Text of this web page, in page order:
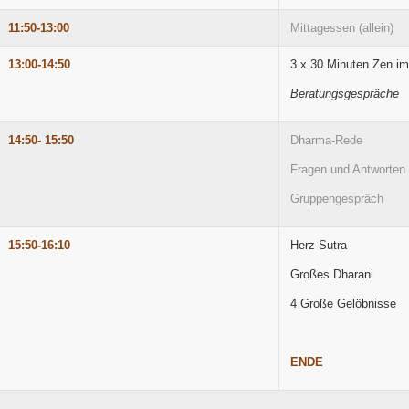
11:50-13:00 Mittagessen (allein)
13:00-14:50 3 x 30 Minuten Zen
Beratungsgespräche
14:50- 15:50 Dharma-Rede
Fragen und Antworten
Gruppengespräch
15:50-16:10 Herz Sutra
Großes Dharani
4 Große Gelöbnisse
ENDE